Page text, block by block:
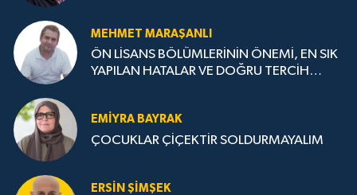
MEHMET MARAŞANLI
ÖN LİSANS BÖLÜMLERİNİN ÖNEMİ, EN SIK
YAPILAN HATALAR VE DOĞRU TERCİH
EMIYRA BAYRAK
ÇOCUKLAR ÇİÇEKTİR SOLDURMAYALIM
ERSIN ŞIMŞEK